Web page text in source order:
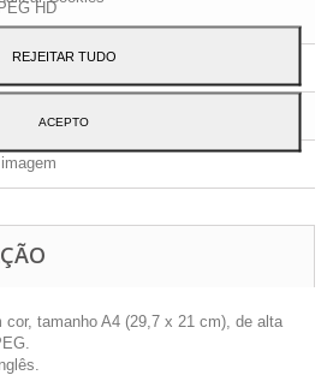
HD
- 29,7 x 21 cm
e Francês
cor, tamanho A4 (29,7 x 21 cm), de alta
REJEITAR TUDO
ACEPTO